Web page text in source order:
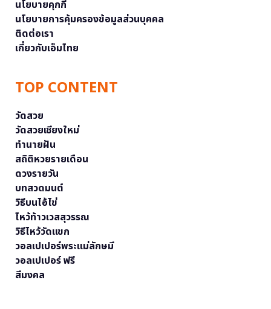
นโยบายคุกกี้
นโยบายการคุ้มครองข้อมูลส่วนบุคคล
ติดต่อเรา
เกี่ยวกับเอ็มไทย
TOP CONTENT
วัดสวย
วัดสวยเชียงใหม่
ทำนายฝัน
สถิติหวยรายเดือน
ดวงรายวัน
บทสวดมนต์
วิธีบนไอ้ไข่
ไหว้ท้าวเวสสุวรรณ
วิธีไหว้วัดแขก
วอลเปเปอร์พระแม่ลักษมี
วอลเปเปอร์ ฟรี
สีมงคล